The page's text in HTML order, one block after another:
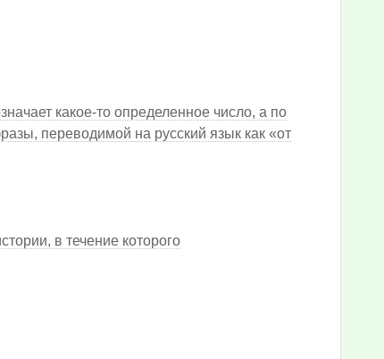
какое-то определенное число, а по
переводимой на русский язык как «от
в течение которого